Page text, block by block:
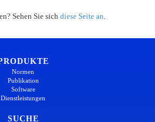
Sehen Sie sich diese Seite an
Normen
Publikation
Software
Dienstleistungen
SUCHE